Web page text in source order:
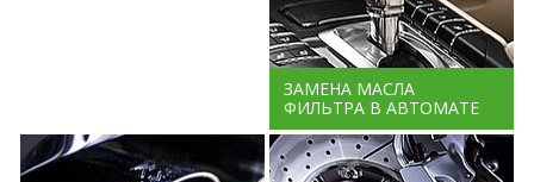
ЗАМЕНА МАСЛА
ФИЛЬТРА В АВТОМАТЕ